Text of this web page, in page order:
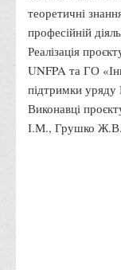
ВТЕІ у ЗМІ
Проєкт